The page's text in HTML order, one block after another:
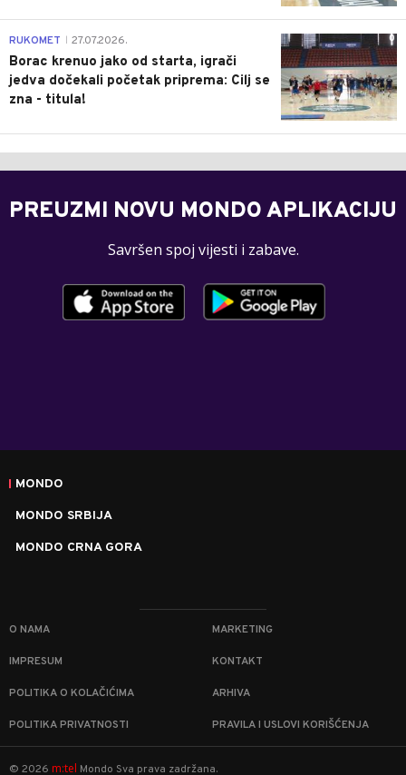
0
RUKOMET 27.07.2026.
Borac krenuo jako od starta, igrači
jedva dočekali početak priprema: Cilj se
zna - titula!
PREUZMI NOVU MONDO APLIKACIJU
Savršen spoj vijesti i zabave.
MONDO
MONDO SRBIJA
MONDO CRNA GORA
O NAMA MARKETING
IMPRESUM KONTAKT
POLITIKA O KOLAČIĆIMA ARHIVA
POLITIKA PRIVATNOSTI PRAVILA I USLOVI KORIŠĆENJA
© 2026 m:tel Mondo Sva prava zadržana.